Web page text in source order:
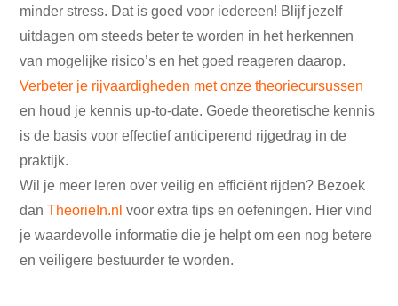
minder stress. Dat is goed voor iedereen! Blijf jezelf
uitdagen om steeds beter te worden in het herkennen
van mogelijke risico’s en het goed reageren daarop.
Verbeter je rijvaardigheden met onze theoriecursussen
en houd je kennis up-to-date. Goede theoretische kennis
is de basis voor effectief anticiperend rijgedrag in de
praktijk.
Wil je meer leren over veilig en efficiënt rijden? Bezoek
dan TheorieIn.nl voor extra tips en oefeningen. Hier vind
je waardevolle informatie die je helpt om een nog betere
en veiligere bestuurder te worden.